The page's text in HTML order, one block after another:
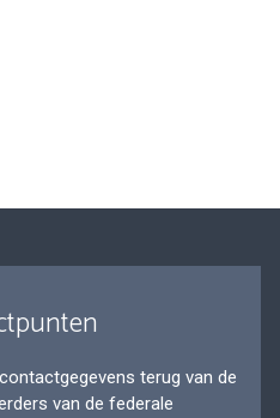
terug van de
van de federale